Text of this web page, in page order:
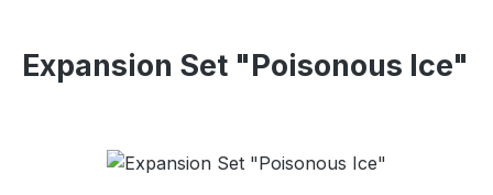
Expansion Set "Poisonous Ice"
Skip image gallery